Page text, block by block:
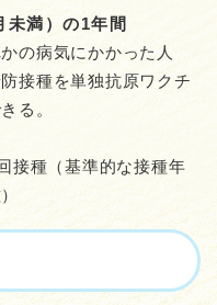
未満）の1年間
の病気にかかった人
接種を単独抗原ワクチ
る。
接種（基準的な接種年